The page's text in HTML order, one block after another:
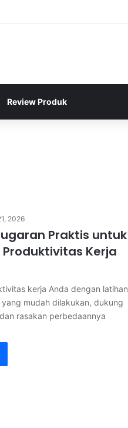
Review Produk
2026
Praktis untuk
Kerja
kerja Anda dengan latihan
mudah dilakukan, dukung
rasakan perbedaannya